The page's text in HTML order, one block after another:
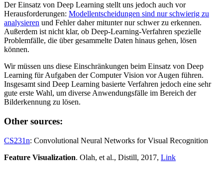
Der Einsatz von Deep Learning stellt uns jedoch auch vor
Herausforderungen: Modellentscheidungen sind nur schwierig zu
analysieren und Fehler daher mitunter nur schwer zu erkennen.
Außerdem ist nicht klar, ob Deep-Learning-Verfahren spezielle
Problemfälle, die über gesammelte Daten hinaus gehen, lösen
können.
Wir müssen uns diese Einschränkungen beim Einsatz von Deep
Learning für Aufgaben der Computer Vision vor Augen führen.
Insgesamt sind Deep Learning basierte Verfahren jedoch eine sehr
gute erste Wahl, um diverse Anwendungsfälle im Bereich der
Bilderkennung zu lösen.
Other sources:
CS231n: Convolutional Neural Networks for Visual Recognition
Feature Visualization. Olah, et al., Distill, 2017, Link